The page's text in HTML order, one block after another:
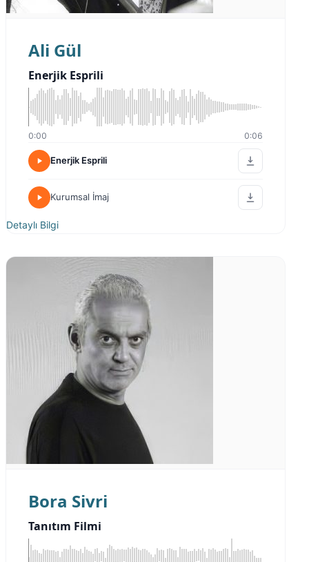
Ali Gül
Enerjik Esprili
0:00 0:06
Enerjik Esprili
Kurumsal İmaj
Detaylı Bilgi
Bora Sivri
Tanıtım Filmi